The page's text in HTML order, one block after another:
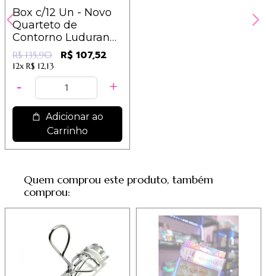
Box c/12 Un - Novo
Quarteto de
Contorno Ludurana
- ECO-012
R$ 135,90 R$ 107,52
12x R$ 12,13
Adicionar ao
Carrinho
Quem comprou este produto, também
comprou: